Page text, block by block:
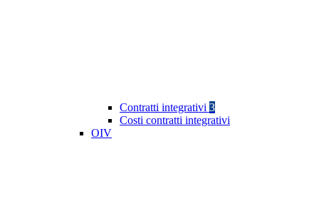
Contratti integrativi 3
Costi contratti integrativi
OIV